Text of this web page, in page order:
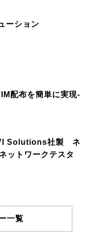
ーション
配布を簡単に実現-
Solutions社製 ネ
ットワークテスタ
一覧